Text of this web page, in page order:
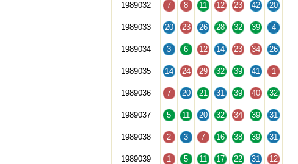
1989032 7 8 11 12 23 42 20
1989033 20 23 26 28 32 39 4
1989034 3 6 12 14 23 34 26
1989035 14 24 29 32 39 41 1
1989036 7 20 21 31 39 40 32
1989037 5 11 20 32 34 39 31
1989038 2 3 7 16 38 39 31
1989039 1 5 11 17 22 31 12